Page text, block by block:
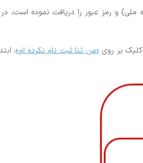
و رمز عبور را دریافت نموده است،
کلیک بر روی«من ثنا ثبت نام نکرده ام»،